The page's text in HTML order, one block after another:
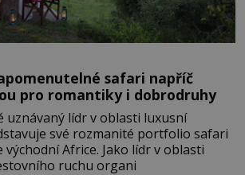
safari napříč
pro romantiky i dobrodruhy
uznávaný lídr v oblasti luxusní
své rozmanité portfolio safari
východní Africe. Jako lídr v oblasti
ruchu organi